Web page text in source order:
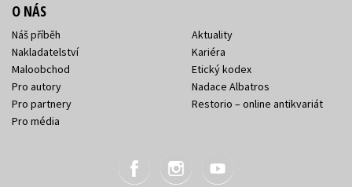
O NÁS
Náš příběh
Nakladatelství
Maloobchod
Pro autory
Pro partnery
Pro média
Aktuality
Kariéra
Etický kodex
Nadace Albatros
Restorio – online antikvariát